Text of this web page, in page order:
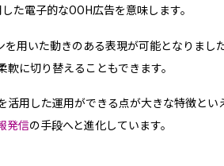
電子的なOOH広告を意味します。
を用いた動きのある表現が可能となりまし
に切り替えることもできます。
用した運用ができる点が大きな特徴とい
発信の手段へと進化しています。